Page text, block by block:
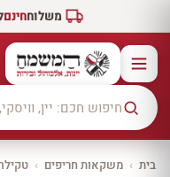
משלוחחינם
בית › משקאות חריפים ›